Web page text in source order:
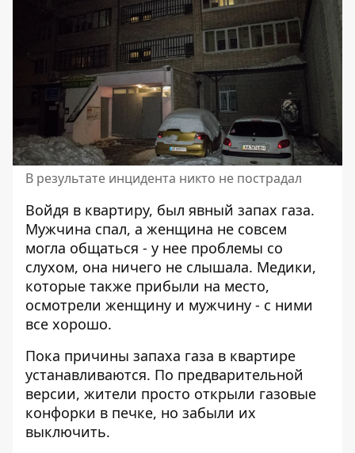
В результате инцидента никто не пострадал
Войдя в квартиру, был явный запах газа.
Мужчина спал, а женщина не совсем
могла общаться - у нее проблемы со
слухом, она ничего не слышала. Медики,
которые также прибыли на место,
осмотрели женщину и мужчину - с ними
все хорошо.
Пока причины запаха газа в квартире
устанавливаются. По предварительной
версии, жители просто открыли газовые
конфорки в печке, но забыли их
выключить.